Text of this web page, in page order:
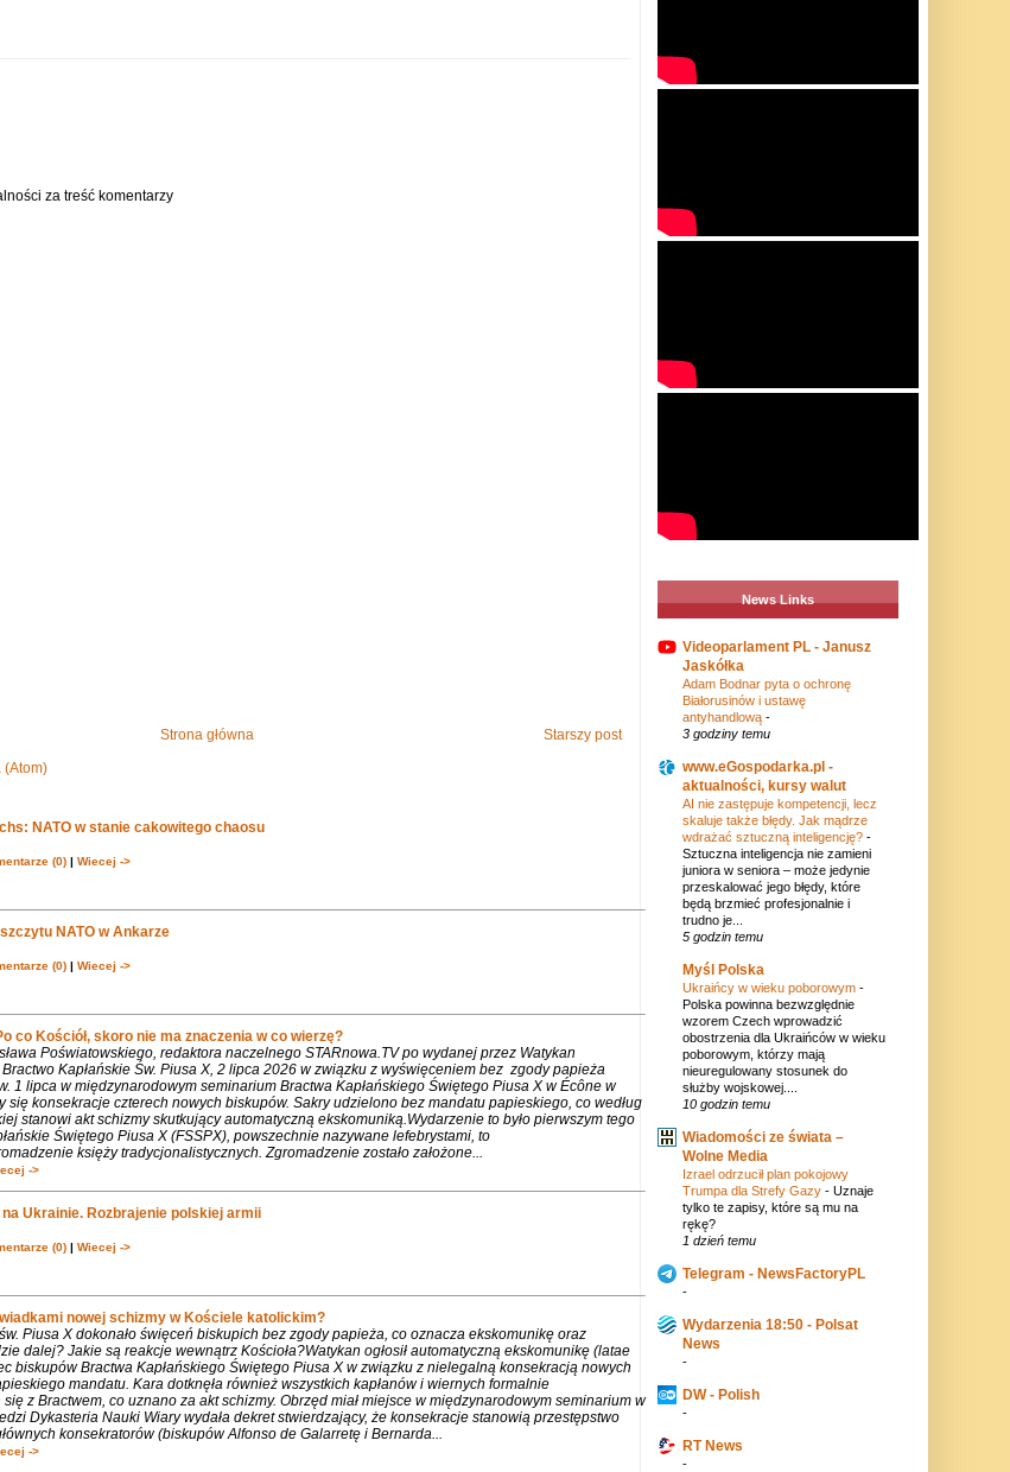
za treść komentarzy
Starszy post
Strona główna
(Atom)
NATO w stanie cakowitego chaosu
(0)| Wiecej ->
NATO w Ankarze
(0)| Wiecej ->
co Kościół, skoro nie ma znaczenia w co wierzę?
Poświatowskiego, redaktora naczelnego STARnowa.TV po wydanej przez Watykan
Kapłańskie Św. Piusa X, 2 lipca 2026 w związku z wyświęceniem bez zgody papieża
1 lipca w międzynarodowym seminarium Bractwa Kapłańskiego Świętego Piusa X w Écône w
się konsekracje czterech nowych biskupów. Sakry udzielono bez mandatu papieskiego, co według
stanowi akt schizmy skutkujący automatyczną ekskomuniką.Wydarzenie to było pierwszym tego
Świętego Piusa X (FSSPX), powszechnie nazywane lefebrystami, to
księży tradycjonalistycznych. Zgromadzenie zostało założone...
->
Ukrainie. Rozbrajenie polskiej armii
(0)| Wiecej ->
nowej schizmy w Kościele katolickim?
Piusa X dokonało święceń biskupich bez zgody papieża, co oznacza ekskomunikę oraz
dalej? Jakie są reakcje wewnątrz Kościoła?Watykan ogłosił automatyczną ekskomunikę (latae
biskupów Bractwa Kapłańskiego Świętego Piusa X w związku z nielegalną konsekracją nowych
mandatu. Kara dotknęła również wszystkich kapłanów i wiernych formalnie
z Bractwem, co uznano za akt schizmy. Obrzęd miał miejsce w międzynarodowym seminarium w
Dykasteria Nauki Wiary wydała dekret stwierdzający, że konsekracje stanowią przestępstwo
konsekratorów (biskupów Alfonso de Galarretę i Bernarda...
->
News Links
Videoparlament PL - Janusz
Jaskółka
Adam Bodnar pyta o ochronę
Białorusinów i ustawę
antyhandlową -
3 godziny temu
www.eGospodarka.pl -
aktualności, kursy walut
AI nie zastępuje kompetencji, lecz
skaluje także błędy. Jak mądrze
wdrażać sztuczną inteligencję? -
Sztuczna inteligencja nie zamieni
juniora w seniora – może jedynie
przeskalować jego błędy, które
będą brzmieć profesjonalnie i
trudno je...
5 godzin temu
Myśl Polska
Ukraińcy w wieku poborowym -
Polska powinna bezwzględnie
wzorem Czech wprowadzić
obostrzenia dla Ukraińców w wieku
poborowym, którzy mają
nieuregulowany stosunek do
służby wojskowej....
10 godzin temu
Wiadomości ze świata –
Wolne Media
Izrael odrzucił plan pokojowy
Trumpa dla Strefy Gazy - Uznaje
tylko te zapisy, które są mu na
rękę?
1 dzień temu
Telegram - NewsFactoryPL
-
Wydarzenia 18:50 - Polsat
News
-
DW - Polish
-
RT News
-